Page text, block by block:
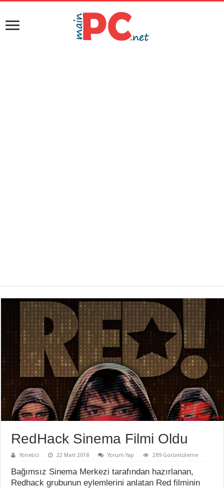
RedHack Sinema Filmi Oldu
Yönetici 22 Mart 2018 Yorum Yap 289 Görüntüleme
Bağımsız Sinema Merkezi tarafından hazırlanan,
Redhack grubunun eylemlerini anlatan Red filminin